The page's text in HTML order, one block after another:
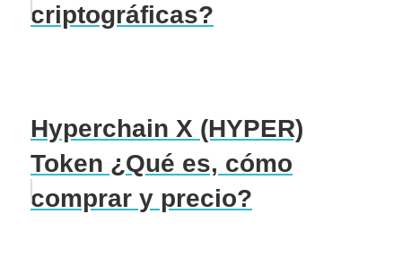
criptográficas?
Hyperchain X (HYPER)
Token ¿Qué es, cómo
comprar y precio?